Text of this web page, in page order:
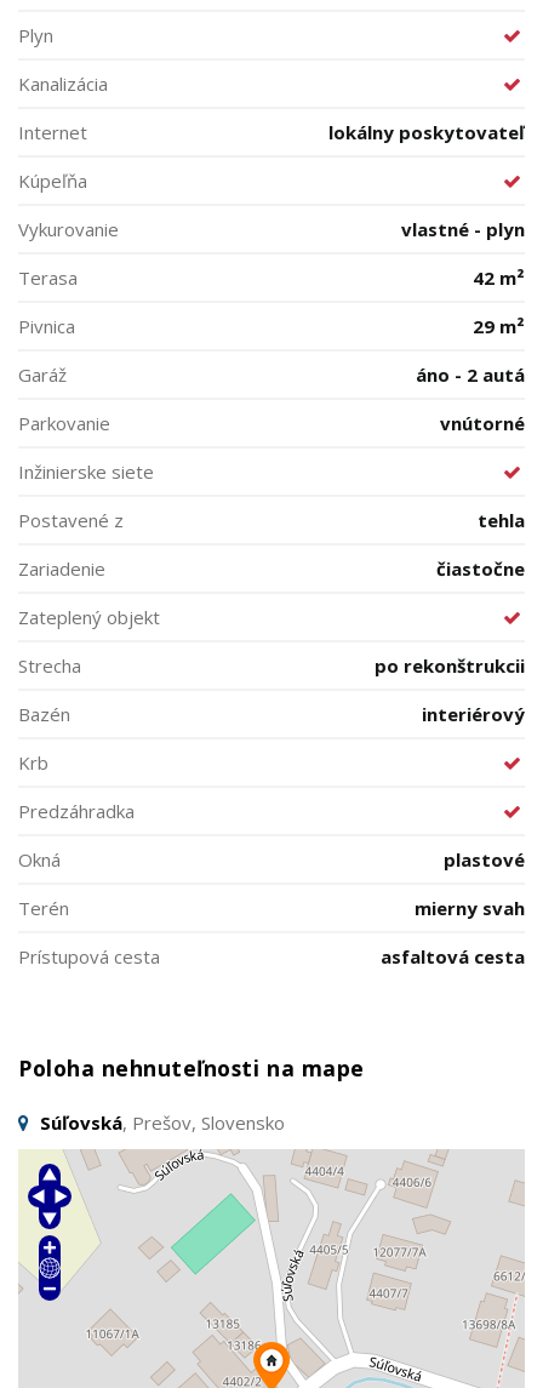
Plyn
Kanalizácia
Internet
lokálny poskytovateľ
Kúpeľňa
Vykurovanie
vlastné - plyn
Terasa
42 m²
Pivnica
29 m²
Garáž
áno - 2 autá
Parkovanie
vnútorné
Inžinierske siete
Postavené z
tehla
Zariadenie
čiastočne
Zateplený objekt
Strecha
po rekonštrukcii
Bazén
interiérový
Krb
Predzáhradka
Okná
plastové
Terén
mierny svah
Prístupová cesta
asfaltová cesta
Poloha nehnuteľnosti na mape
Súľovská, Prešov, Slovensko